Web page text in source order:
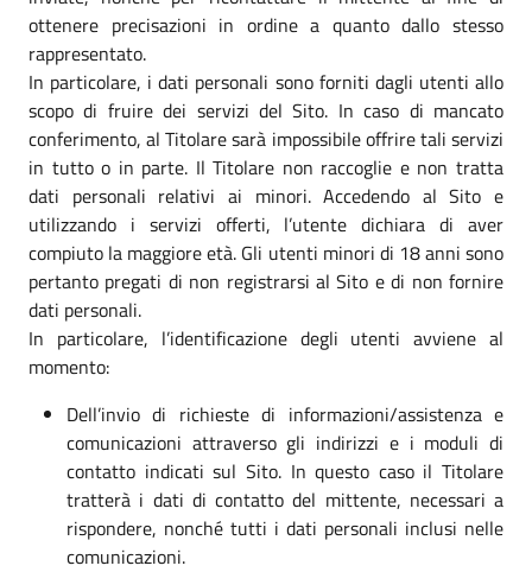
ottenere precisazioni in ordine a quanto dallo stesso
rappresentato.
In particolare, i dati personali sono forniti dagli utenti allo
scopo di fruire dei servizi del Sito. In caso di mancato
conferimento, al Titolare sarà impossibile offrire tali servizi
in tutto o in parte. Il Titolare non raccoglie e non tratta
dati personali relativi ai minori. Accedendo al Sito e
utilizzando i servizi offerti, l’utente dichiara di aver
compiuto la maggiore età. Gli utenti minori di 18 anni sono
pertanto pregati di non registrarsi al Sito e di non fornire
dati personali.
In particolare, l’identificazione degli utenti avviene al
momento:
Dell’invio di richieste di informazioni/assistenza e
comunicazioni attraverso gli indirizzi e i moduli di
contatto indicati sul Sito. In questo caso il Titolare
tratterà i dati di contatto del mittente, necessari a
rispondere, nonché tutti i dati personali inclusi nelle
comunicazioni.